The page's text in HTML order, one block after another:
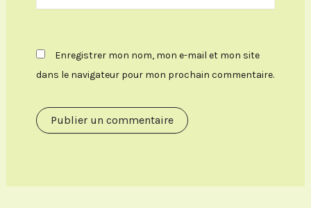
Enregistrer mon nom, mon e-mail et mon site
dans le navigateur pour mon prochain commentaire.